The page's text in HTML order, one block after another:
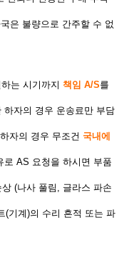
은 불량으로 간주할 수 없
는 시기까지 책임 A/S를
자의 경우 운송료만 부담
자의 경우 무조건 국내에
AS 요청을 하시면 부품
(나사 풀림, 글라스 파손
(기계)의 수리 흔적 또는 파